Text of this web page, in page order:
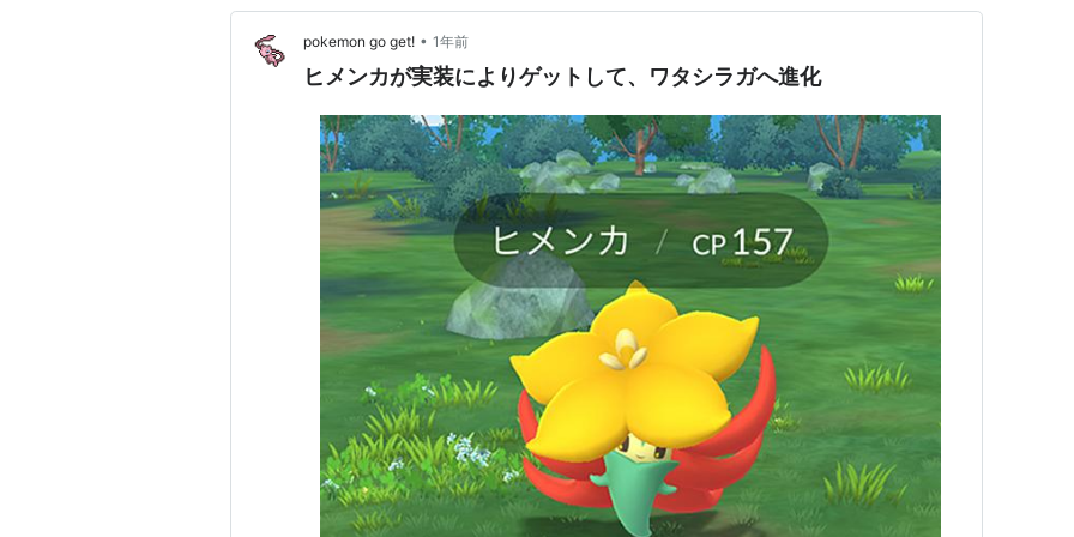
pokemon go get! • 1年前
ヒメンカが実装によりゲットして、ワタシラガへ進化